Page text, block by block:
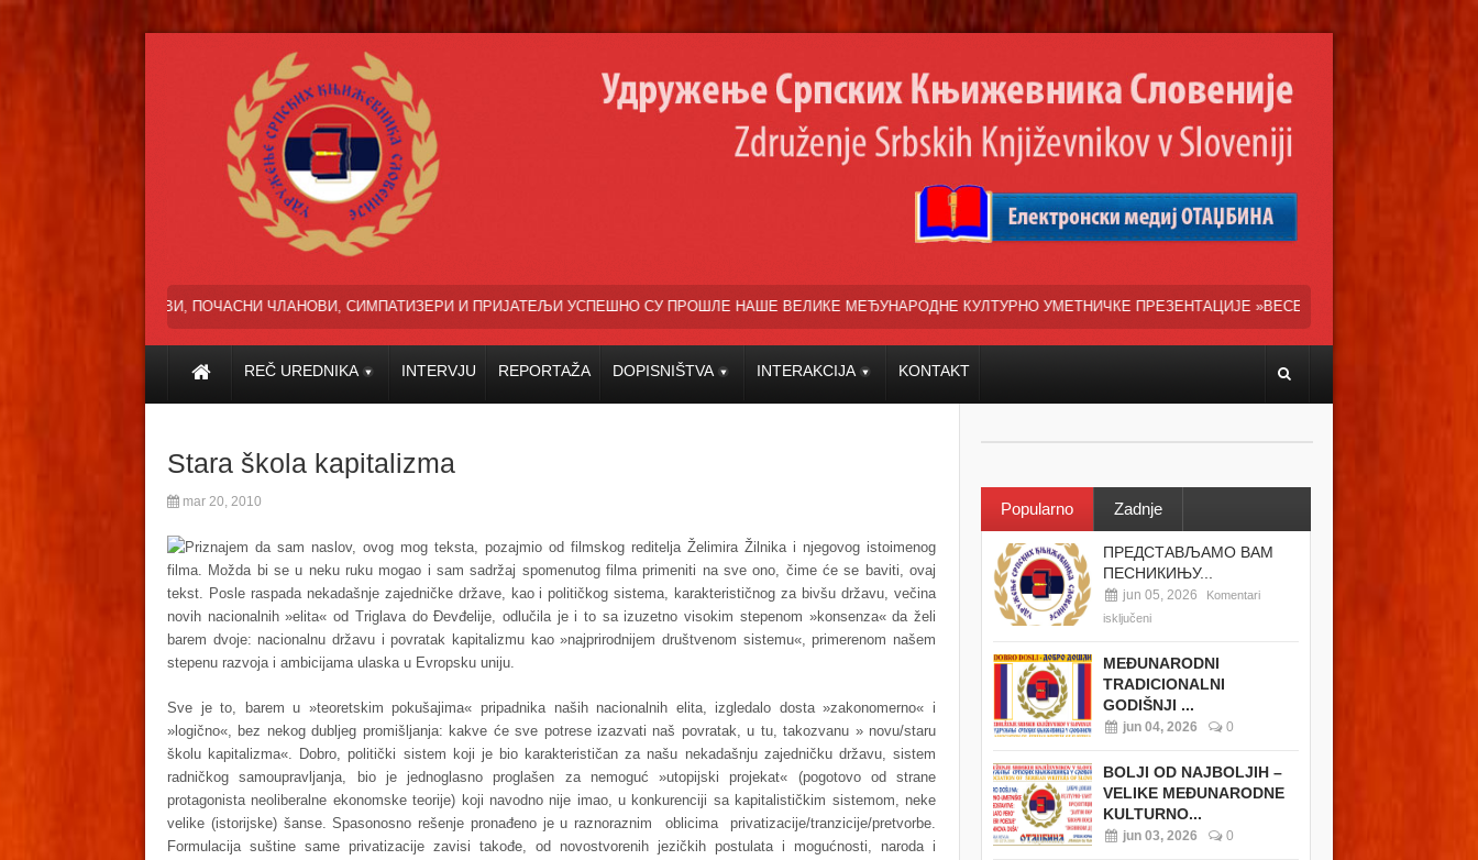
ПОЧАСНИ ЧЛАНОВИ, СИМПАТИЗЕРИ И ПРИЈАТЕЉИ УСПЕШНО СУ ПРОШЛЕ НАШЕ ВЕЛИКЕ МЕЂУНАРОДНЕ КУЛТУРНО УМЕТНИЧКЕ ПРЕЗЕНТАЦИЈЕ »ВЕСЕЛИ ДАНИ СРПСКЕ ДИЈАСПОРЕ« НАША ТРЕНУТНА
REČ UREDNIKA INTERVJU REPORTAŽA DOPISNIŠTVA INTERAKCIJA KONTAKT
Stara škola kapitalizma
mar 20, 2010
Priznajem da sam naslov, ovog mog teksta, pozajmio od filmskog reditelja Želimira Žilnika i njegovog istoimenog
filma. Možda bi se u neku ruku mogao i sam sadržaj spomenutog filma primeniti na sve ono, čime će se baviti, ovaj
tekst. Posle raspada nekadašnje zajedničke države, kao i političkog sistema, karakterističnog za bivšu državu, večina
novih nacionalnih »elita« od Triglava do Đevđelije, odlučila je i to sa izuzetno visokim stepenom »konsenza« da želi
barem dvoje: nacionalnu državu i povratak kapitalizmu kao »najprirodnijem društvenom sistemu«, primerenom našem
stepenu razvoja i ambicijama ulaska u Evropsku uniju.
Sve je to, barem u »teoretskim pokušajima« pripadnika naših nacionalnih elita, izgledalo dosta »zakonomerno« i
»logično«, bez nekog dubljeg promišljanja: kakve će sve potrese izazvati naš povratak, u tu, takozvanu » novu/staru
školu kapitalizma«. Dobro, politički sistem koji je bio karakterističan za našu nekadašnju zajedničku državu, sistem
radničkog samoupravljanja, bio je jednoglasno proglašen za nemoguć »utopijski projekat« (pogotovo od strane
protagonista neoliberalne ekonomske teorije) koji navodno nije imao, u konkurenciji sa kapitalističkim sistemom, neke
velike (istorijske) šanse. Spasonosno rešenje pronađeno je u raznoraznim oblicima privatizacije/tranzicije/pretvorbe.
Formulacija suštine same privatizacije zavisi takođe, od novostvorenih jezičkih postulata i mogućnosti, naroda i
Popularno Zadnje
ПРЕДСТАВЉАМО ВАМ
ПЕСНИКИЊУ...
jun 05, 2026
Komentari
isključeni
MEĐUNARODNI
TRADICIONALNI
GODIŠNJI ...
jun 04, 2026 0
BOLJI OD NAJBOLJIH –
VELIKE MEĐUNARODNE
KULTURNO...
jun 03, 2026 0